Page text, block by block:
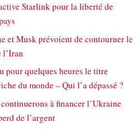
Starlink pour la liberté de
et Musk prévoient de contourner le
l’Iran
pour quelques heures le titre
du monde – Qui l’a dépassé ?
à financer l’Ukraine
de l’argent